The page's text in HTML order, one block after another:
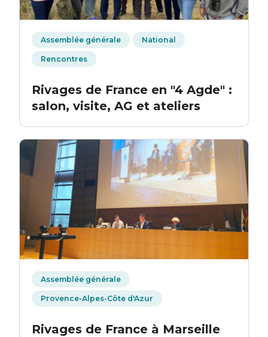
Assemblée générale National
Rencontres
Rivages de France en "4 Agde" :
salon, visite, AG et ateliers
Assemblée générale
Provence-Alpes-Côte d'Azur
Rivages de France à Marseille